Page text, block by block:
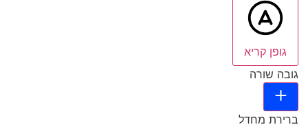
גופן קריא
גובה שורה
ברירת מחדל